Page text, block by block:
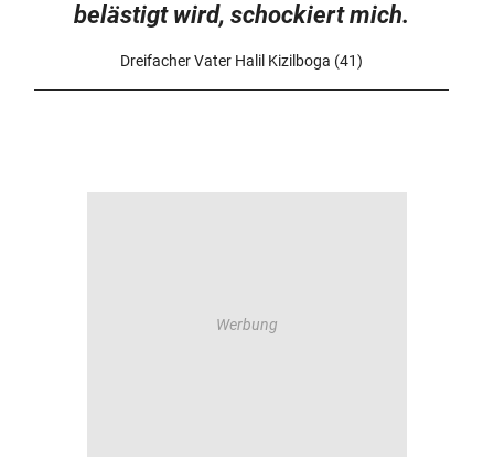
belästigt wird, schockiert mich.
Dreifacher Vater Halil Kizilboga (41)